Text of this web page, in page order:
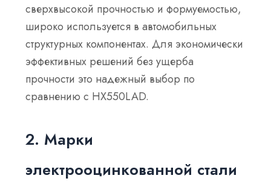
сверхвысокой прочностью и формуемостью,
широко используется в автомобильных
структурных компонентах. Для экономически
эффективных решений без ущерба
прочности это надежный выбор по
сравнению с HX550LAD.
2. Марки
электрооцинкованной стали